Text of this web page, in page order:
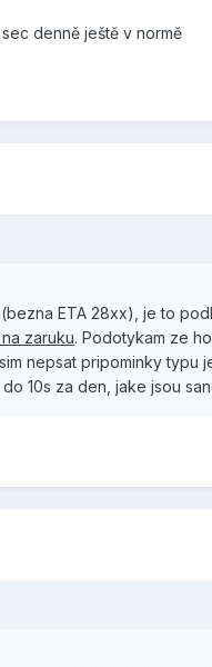
denně ještě v normě
ETA 28xx), je to
zaruku. Podotykam ze
nepsat pripominky typu
10s za den, jake jsou